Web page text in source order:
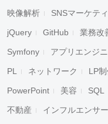
映像解析 SNSマーケテ
jQuery GitHub 業務改
Symfony アプリエンジ
PL ネットワーク LP
PowerPoint 美容 SQL
不動産 インフルエンサー